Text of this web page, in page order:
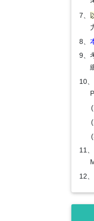
7、
8、
9、
10
11
12、